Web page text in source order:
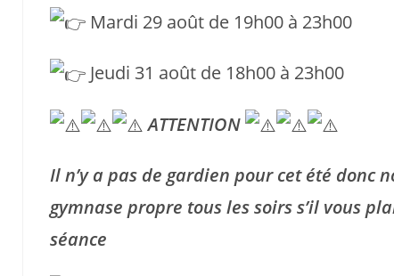
Mardi 29 août de 19h00 à 23h00
Jeudi 31 août de 18h00 à 23h00
ATTENTION
Il n’y a pas de gardien pour cet été donc
gymnase propre tous les soirs s’il vous
séance